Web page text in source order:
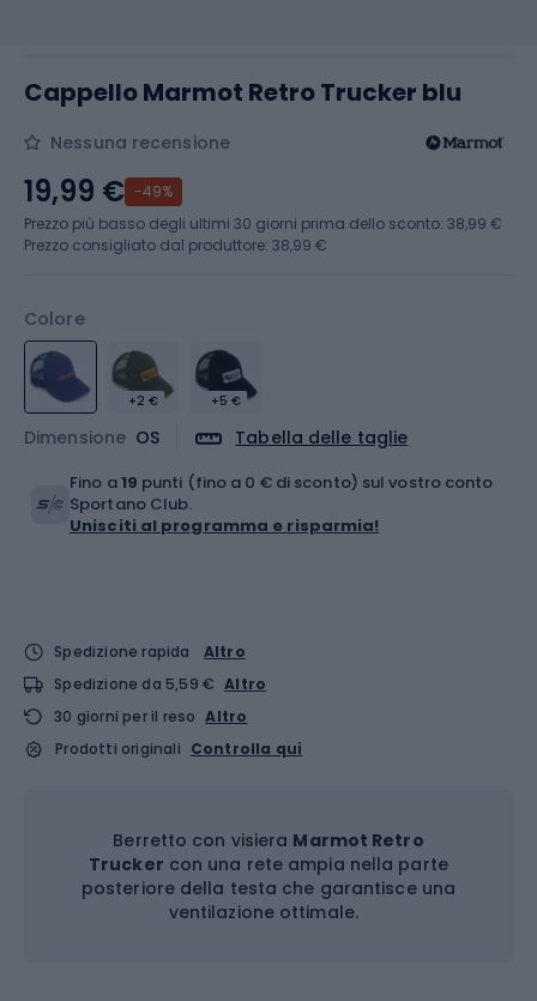
Cappello Marmot Retro Trucker blu
Nessuna recensione
Colore
+2 € +5 €
Dimensione OS Tabella delle taglie
19,99 € -49%
Prezzo più basso degli ultimi 30 giorni prima dello sconto: 38,99 €
Prezzo consigliato dal produttore: 38,99 €
Fino a19 punti (fino a 0 € di sconto) sul vostro conto
Sportano Club.
Unisciti al programma e risparmia!
Spedizione rapida
Altro
Spedizione da 5,59 € Altro
30 giorni per il reso Altro
Prodotti originali Controlla qui
Berretto con visiera Marmot Retro
Trucker con una rete ampia nella parte
posteriore della testa che garantisce una
ventilazione ottimale.